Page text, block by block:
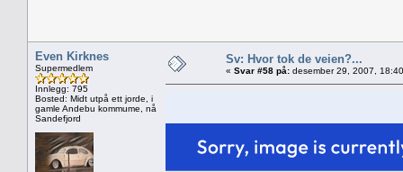
Even Kirknes
Supermedlem
Innlegg: 795
Bosted: Midt utpå ett jorde, i
gamle Andebu kommume, nå
Sandefjord
Sv: Hvor tok de veien?...
« Svar #58 på: desember 29, 2007,